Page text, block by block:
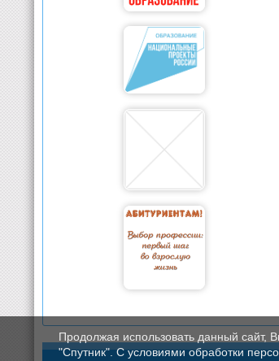
Продолжая использовать данный сайт,
"Спутник". С условиями обработки